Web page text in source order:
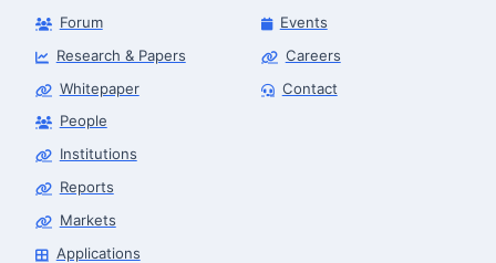
Forum
Research & Papers
Whitepaper
People
Institutions
Reports
Markets
Applications
Events
Careers
Contact
Robotics Advisor